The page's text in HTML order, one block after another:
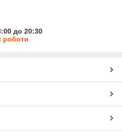
до 20:30
роботи